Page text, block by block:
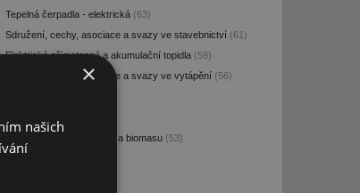
Tepelná čerpadla - elektrická (63)
Sdružení, cechy, asociace a svazy ve stavebnictví (61)
Elektrická přímotopná a akumulační topidla (59)
Sdružení, cechy, asociace a svazy ve vytápění (56)
Kotle teplovodní na dřevo a biomasu (53)
×
našich